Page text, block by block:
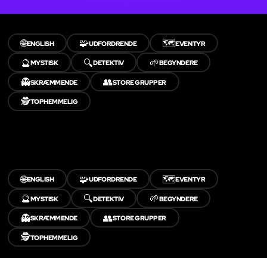
🌐ENGLISH 🧩UDFORDRENDE 🗺️EVENTYR
🔮MYSTISK 🔍DETEKTIV 🌱BEGYNDERE
👻SKRÆMMENDE 👥STORE GRUPPER
🕵️TOPHEMMELIG
🌐ENGLISH 🧩UDFORDRENDE 🗺️EVENTYR
🔮MYSTISK 🔍DETEKTIV 🌱BEGYNDERE
👻SKRÆMMENDE 👥STORE GRUPPER
🕵️TOPHEMMELIG